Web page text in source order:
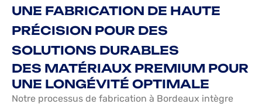
UNE FABRICATION DE HAUTE
PRÉCISION POUR DES
SOLUTIONS DURABLES
DES MATÉRIAUX PREMIUM POUR
UNE LONGÉVITÉ OPTIMALE
Notre processus de fabrication à Bordeaux intègre